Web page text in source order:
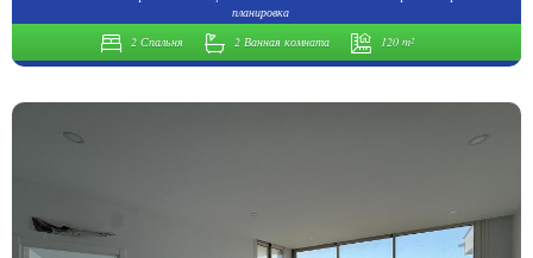
планировка
2 Спальня
2 Ванная комната 120 m²